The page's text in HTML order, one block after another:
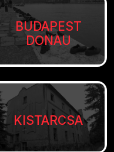
BUDAPEST
DONAU
KISTARCSA